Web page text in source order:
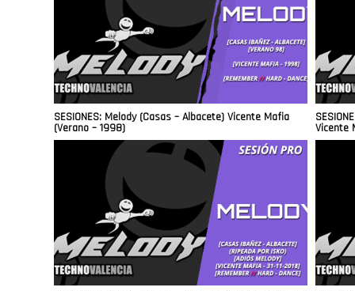
SESIONES: Melody (Casas – Albacete) Vicente Mafia
(Verano – 1998) Vicente